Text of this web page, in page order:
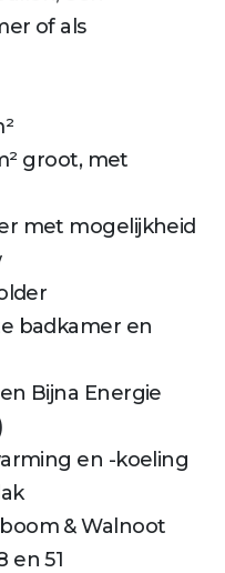
of als
groot, met
met mogelijkheid
badkamer en
Bijna Energie
en -koeling
& Walnoot
en 51